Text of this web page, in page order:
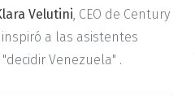
Velutini, CEO de Century
a las asistentes
Venezuela" .